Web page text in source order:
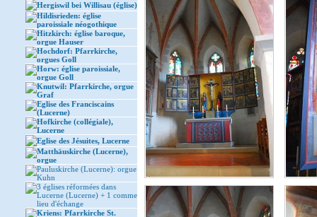
Hergiswil bei Willisau (église)
Hildisrieden: église
paroissiale néogothique
Hitzkirch: église baroque,
orgue Hauser
Hochdorf: Pfarrkirche,
orgues Goll
Horw: église paroissiale,
orgue Goll
Knutwil: Pfarrkirche, orgue
Graf
Eglise des Franciscains
(Lucerne)
Hofkirche (collégiale),
Lucerne
Eglise des Jésuites, Lucerne
Matthäuskirche (Lucerne),
orgue
Pauluskirche (Lucerne): orgue
Kuhn
3 églises réformées dans
Lucerne (Lucerne) + 1 comme
lieu d'échange
Kriens: Pfarrkirche St.